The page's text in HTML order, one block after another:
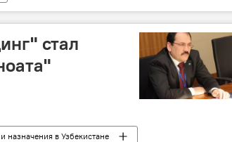
стал
назначения в Узбекистане